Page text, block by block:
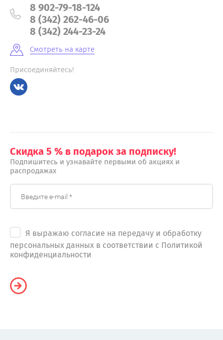
8 902-79-18-124
8 (342) 262-46-06
8 (342) 244-23-24
Смотреть на карте
Присоединяйтесь!
Скидка 5 % в подарок за подписку!
Подпишитесь и узнавайте первыми об акциях и
распродажах
Я выражаю согласие на передачу и обработку
персональных данных в соответствии с Политикой
конфиденциальности